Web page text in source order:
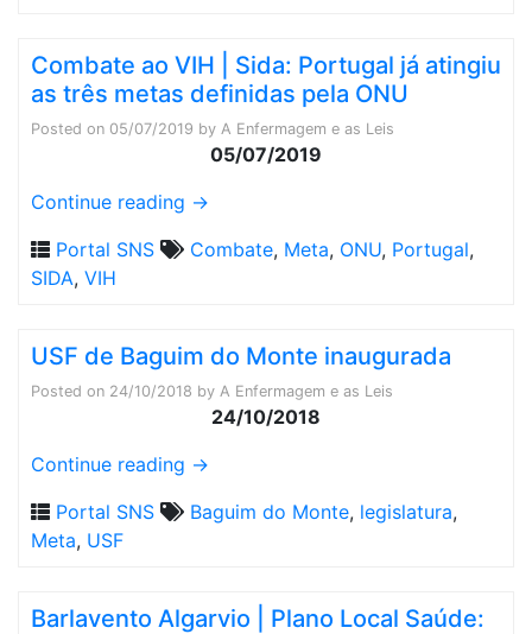
Combate ao VIH | Sida: Portugal já atingiu
as três metas definidas pela ONU
Posted on 05/07/2019 by A Enfermagem e as Leis
05/07/2019
Continue reading →
Portal SNS
Combate, Meta, ONU, Portugal,
SIDA, VIH
USF de Baguim do Monte inaugurada
Posted on 24/10/2018 by A Enfermagem e as Leis
24/10/2018
Continue reading →
Portal SNS
Baguim do Monte, legislatura,
Meta, USF
Barlavento Algarvio | Plano Local Saúde: